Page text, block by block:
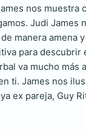
nos muestra
Judi James
manera amena
para descubrir
va mucho más
ti. James nos
ex pareja, Guy